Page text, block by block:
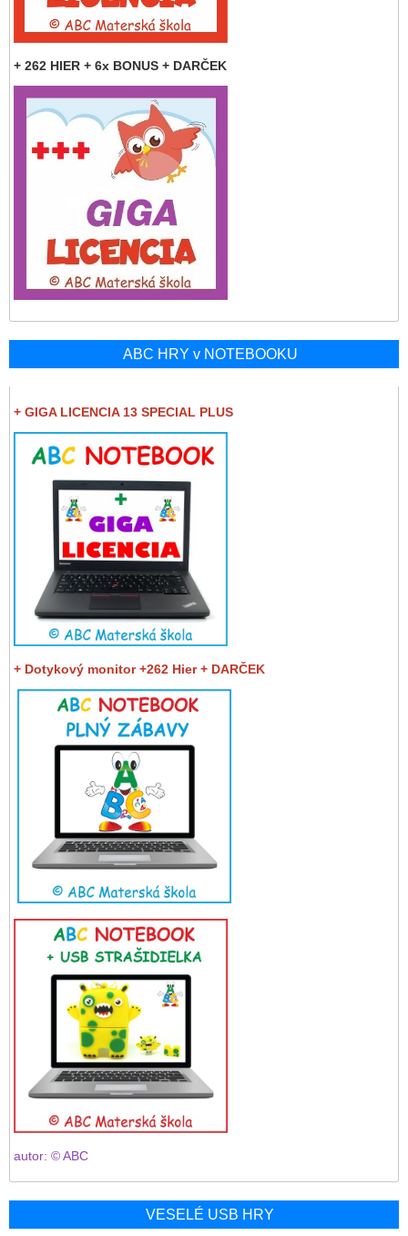
+ 262 HIER + 6x BONUS + DARČEK
ABC HRY v NOTEBOOKU
+ GIGA LICENCIA 13 SPECIAL PLUS
+ Dotykový monitor +262 Hier + DARČEK
autor: © ABC
VESELÉ USB HRY